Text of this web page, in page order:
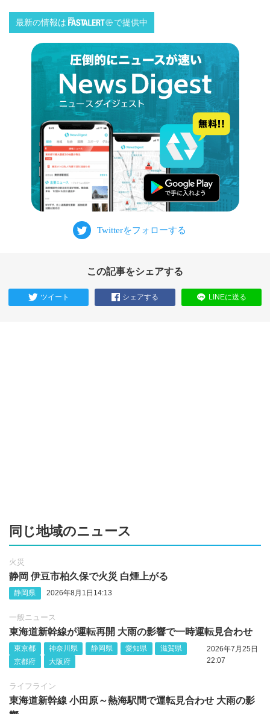
最新の情報は で提供中
この記事をシェアする
ツイート シェアする LINEに送る
同じ地域のニュース
火災
静岡 伊豆市柏久保で火災 白煙上がる
静岡県 2026年8月1日14:13
一般ニュース
東海道新幹線が運転再開 大雨の影響で一時運転見合わせ
東京都 神奈川県 静岡県 愛知県
滋賀県
京都府
大阪府
2026年7月25日
22:07
ライフライン
東海道新幹線 小田原～熱海駅間で運転見合わせ 大雨の影